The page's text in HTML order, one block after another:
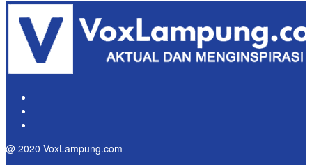
@ 2020 VoxLampung.com